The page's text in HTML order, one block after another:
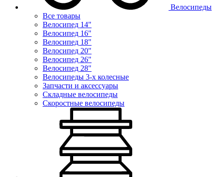
Велосипеды
Все товары
Велосипед 14"
Велосипед 16"
Велосипед 18"
Велосипед 20"
Велосипед 26"
Велосипед 28"
Велосипеды 3-х колесные
Запчасти и аксессуары
Складные велосипеды
Скоростные велосипеды